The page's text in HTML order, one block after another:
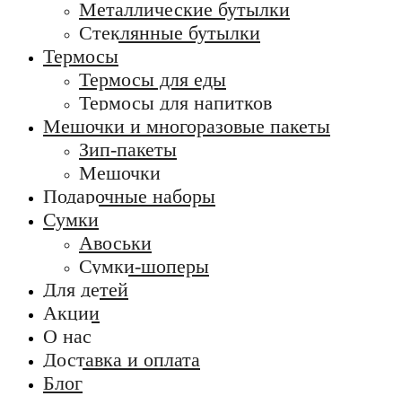
Металлические бутылки
Стеклянные бутылки
Термосы
Термосы для еды
Термосы для напитков
Мешочки и многоразовые пакеты
Зип-пакеты
Мешочки
Подарочные наборы
Сумки
Авоськи
Сумки-шоперы
Для детей
Акции
О нас
Доставка и оплата
Блог